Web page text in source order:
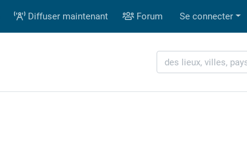
Diffuser maintenant Forum Se connecter